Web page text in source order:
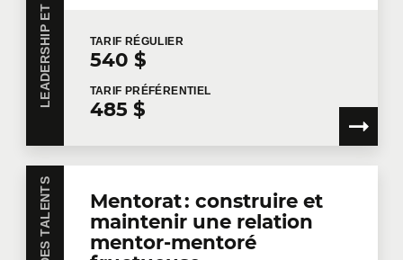
équipe pour amener l'entreprise plus loin.
TARIF RÉGULIER
540 $
TARIF PRÉFÉRENTIEL
485 $
Mentorat : construire et
maintenir une relation
mentor-mentoré